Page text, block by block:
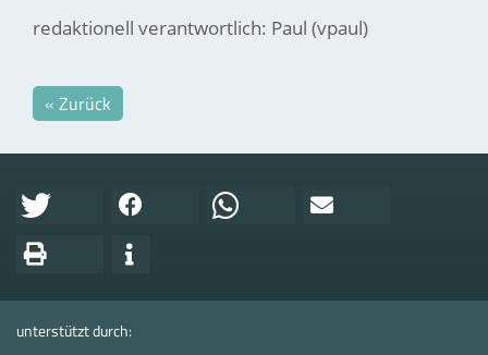
redaktionell verantwortlich: Paul (vpaul)
« Zurück
unterstützt durch: